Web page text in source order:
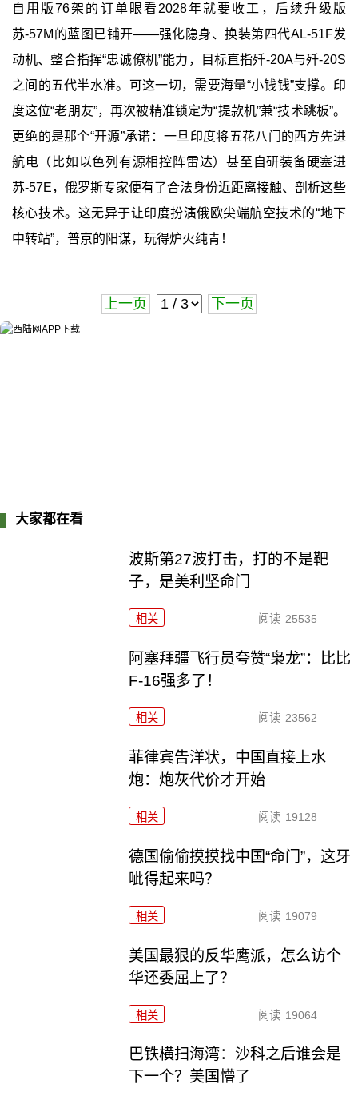
自用版76架的订单眼看2028年就要收工，后续升级版
苏-57M的蓝图已铺开——强化隐身、换装第四代AL-51F发
动机、整合指挥“忠诚僚机”能力，目标直指歼-20A与歼-20S
之间的五代半水准。可这一切，需要海量“小钱钱”支撑。印
度这位“老朋友”，再次被精准锁定为“提款机”兼“技术跳板”。
更绝的是那个“开源”承诺：一旦印度将五花八门的西方先进
航电（比如以色列有源相控阵雷达）甚至自研装备硬塞进
苏-57E，俄罗斯专家便有了合法身份近距离接触、剖析这些
核心技术。这无异于让印度扮演俄欧尖端航空技术的“地下
中转站”，普京的阳谋，玩得炉火纯青！
上一页 下一页
大家都在看
波斯第27波打击，打的不是靶
子，是美利坚命门
相关 阅读 25535
阿塞拜疆飞行员夸赞“枭龙”：比比
F-16强多了！
相关 阅读 23562
菲律宾告洋状，中国直接上水
炮：炮灰代价才开始
相关 阅读 19128
德国偷偷摸摸找中国“命门”，这牙
呲得起来吗？
相关 阅读 19079
美国最狠的反华鹰派，怎么访个
华还委屈上了？
相关 阅读 19064
巴铁横扫海湾：沙科之后谁会是
下一个？美国懵了